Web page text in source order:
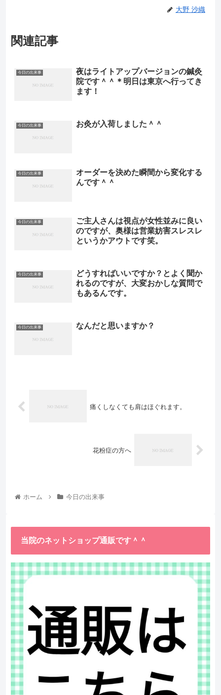
大野 沙織
関連記事
今日の出来事
夜はライトアップバージョンの鍼灸
院です＾＾＊明日は東京へ行ってき
ます！
今日の出来事 お灸が入荷しました＾＾
今日の出来事
オーダーを決めた瞬間から変化する
んです＾＾
今日の出来事
ご主人さんは視点が女性並みに良い
のですが、奥様は営業妨害スレスレ
というかアウトです笑。
今日の出来事
どうすればいいですか？とよく聞か
れるのですが、大変おかしな質問で
もあるんです。
今日の出来事 なんだと思いますか？
痛くしなくても肩はほぐれます。
花粉症の方へ
ホーム 今日の出来事
当院のネットショップ通販です＾＾